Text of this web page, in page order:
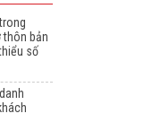
thôn bản
số